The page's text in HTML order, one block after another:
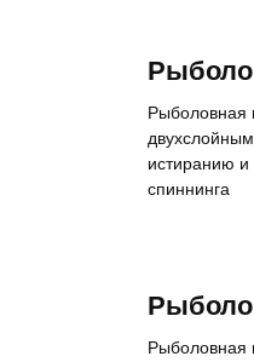
Рыболовная
истиранию и
спиннинга
Рыболовная